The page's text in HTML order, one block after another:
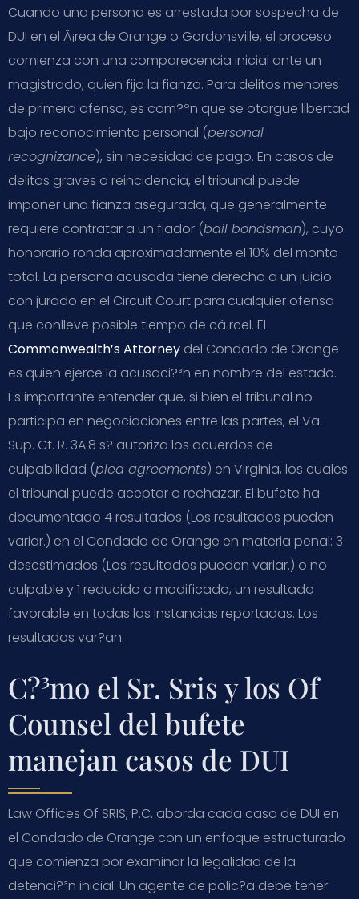
Cuando una persona es arrestada por sospecha de
DUI en el Ã¡rea de Orange o Gordonsville, el proceso
comienza con una comparecencia inicial ante un
magistrado, quien fija la fianza. Para delitos menores
de primera ofensa, es com?ºn que se otorgue libertad
bajo reconocimiento personal (personal
recognizance), sin necesidad de pago. En casos de
delitos graves o reincidencia, el tribunal puede
imponer una fianza asegurada, que generalmente
requiere contratar a un fiador (bail bondsman), cuyo
honorario ronda aproximadamente el 10% del monto
total. La persona acusada tiene derecho a un juicio
con jurado en el Circuit Court para cualquier ofensa
que conlleve posible tiempo de cà¡rcel. El
Commonwealth’s Attorney del Condado de Orange
es quien ejerce la acusaci?³n en nombre del estado.
Es importante entender que, si bien el tribunal no
participa en negociaciones entre las partes, el Va.
Sup. Ct. R. 3A:8 s?­ autoriza los acuerdos de
culpabilidad (plea agreements) en Virginia, los cuales
el tribunal puede aceptar o rechazar. El bufete ha
documentado 4 resultados (Los resultados pueden
variar.) en el Condado de Orange en materia penal: 3
desestimados (Los resultados pueden variar.) o no
culpable y 1 reducido o modificado, un resultado
favorable en todas las instancias reportadas. Los
resultados var?­an.
C?³mo el Sr. Sris y los Of
Counsel del bufete
manejan casos de DUI
Law Offices Of SRIS, P.C. aborda cada caso de DUI en
el Condado de Orange con un enfoque estructurado
que comienza por examinar la legalidad de la
detenci?³n inicial. Un agente de polic?­a debe tener